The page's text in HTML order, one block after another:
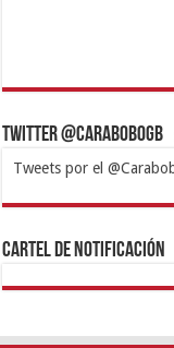
Twitter @CaraboboGB
Tweets por el
1xbetBetturkeyBetist
https://mvbcasino.com/
Cartel de Notificación